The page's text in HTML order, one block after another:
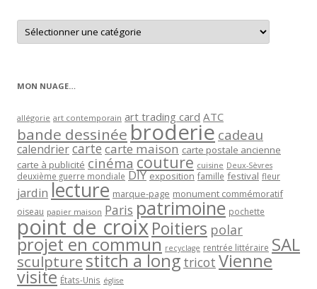
Retrouver
les
articles
MON NUAGE…
allégorie art contemporain art trading card ATC
bande dessinée broderie cadeau
calendriercartecarte maison carte postale ancienne
carte à publicité cinéma couture cuisine Deux-Sèvres
deuxième guerre mondiale DIY exposition famille festival fleur
jardin lecture marque-page monument commémoratif
oiseau papier maison Paris patrimoine pochette
point de croixPoitiers polar
projet en commun recyclage rentrée littéraire SAL
sculpturestitch a long tricot Vienne
visite États-Unis église